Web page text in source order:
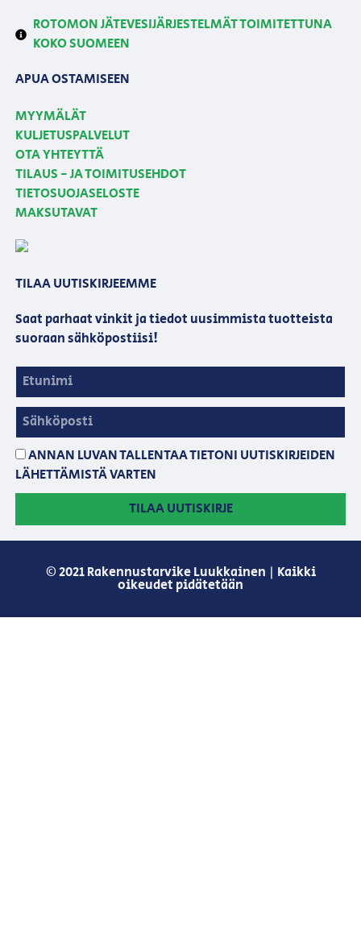
ROTOMON JÄTEVESIJÄRJESTELMÄT TOIMITETTUNA
KOKO SUOMEEN
APUA OSTAMISEEN
MYYMÄLÄT
KULJETUSPALVELUT
OTA YHTEYTTÄ
TILAUS - JA TOIMITUSEHDOT
TIETOSUOJASELOSTE
MAKSUTAVAT
TILAA UUTISKIRJEEMME
Saat parhaat vinkit ja tiedot uusimmista tuotteista
suoraan sähköpostiisi!
ANNAN LUVAN TALLENTAA TIETONI UUTISKIRJEIDEN
LÄHETTÄMISTÄ VARTEN
TILAA UUTISKIRJE
© 2021 Rakennustarvike Luukkainen | Kaikki
oikeudet pidätetään